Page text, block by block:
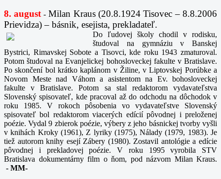
8. august -Milan Kraus (20.8.1924 Tisovec – 8.8.2006
Prievidza) – básnik, esejista, prekladateľ.
Do ľudovej školy chodil v rodisku,
študoval na gymnáziu v Banskej
Bystrici, Rimavskej Sobote a Tisovci, kde roku 1943 zmaturoval.
Potom študoval na Evanjelickej bohosloveckej fakulte v Bratislave.
Po skončení bol krátko kaplánom v Žiline, v Liptovskej Porúbke a
Novom Meste nad Váhom a asistentom na Ev. bohosloveckej
fakulte v Bratislave. Potom sa stal redaktorom vydavateľstva
Slovenský spisovateľ, kde pracoval až do odchodu na dôchodok v
roku 1985. V rokoch pôsobenia vo vydavateľstve Slovenský
spisovateľ bol redaktorom viacerých edícií pôvodnej i preloženej
poézie. Vydal 9 zbierok poézie, výbery z jeho básnickej tvorby vyšli
v knihách Kroky (1961), Z lyriky (1975), Nálady (1979, 1983). Je
tiež autorom knihy esejí Zábery (1980). Zostavil antológie a edície
pôvodnej i prekladovej poézie. V roku 1995 vyrobila STV
Bratislava dokumentárny film o ňom, pod názvom Milan Kraus.
- MM-